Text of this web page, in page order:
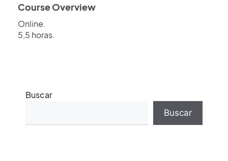
Course Overview
Online.
5,5 horas.
Buscar
Buscar